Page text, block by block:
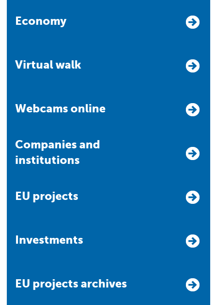
Economy
Virtual walk
Webcams online
Companies and
institutions
EU projects
Investments
EU projects archives